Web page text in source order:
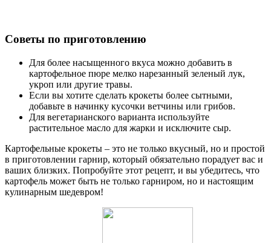
Советы по приготовлению
Для более насыщенного вкуса можно добавить в
картофельное пюре мелко нарезанный зеленый лук,
укроп или другие травы.
Если вы хотите сделать крокеты более сытными,
добавьте в начинку кусочки ветчины или грибов.
Для вегетарианского варианта используйте
растительное масло для жарки и исключите сыр.
Картофельные крокеты – это не только вкусный, но и простой
в приготовлении гарнир, который обязательно порадует вас и
ваших близких. Попробуйте этот рецепт, и вы убедитесь, что
картофель может быть не только гарниром, но и настоящим
кулинарным шедевром!